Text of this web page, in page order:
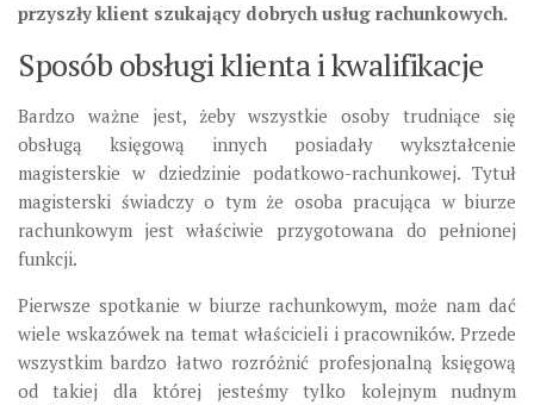
przyszły klient szukający dobrych usług rachunkowych.
Sposób obsługi klienta i kwalifikacje
Bardzo ważne jest, żeby wszystkie osoby trudniące się
obsługą księgową innych posiadały wykształcenie
magisterskie w dziedzinie podatkowo-rachunkowej. Tytuł
magisterski świadczy o tym że osoba pracująca w biurze
rachunkowym jest właściwie przygotowana do pełnionej
funkcji.
Pierwsze spotkanie w biurze rachunkowym, może nam dać
wiele wskazówek na temat właścicieli i pracowników. Przede
wszystkim bardzo łatwo rozróżnić profesjonalną księgową
od takiej dla której jesteśmy tylko kolejnym nudnym